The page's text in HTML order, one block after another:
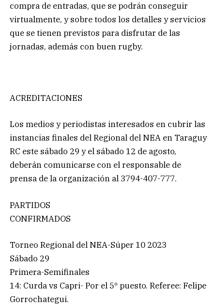
compra de entradas, que se podrán conseguir
virtualmente, y sobre todos los detalles y servicios
que se tienen previstos para disfrutar de las
jornadas, además con buen rugby.
ACREDITACIONES
Los medios y periodistas interesados en cubrir las
instancias finales del Regional del NEA en Taraguy
RC este sábado 29 y el sábado 12 de agosto,
deberán comunicarse con el responsable de
prensa de la organización al 3794-407-777.
PARTIDOS
CONFIRMADOS
Torneo Regional del NEA-Súper 10 2023
Sábado 29
Primera-Semifinales
14: Curda vs Capri- Por el 5º puesto. Referee: Felipe
Gorrochategui.